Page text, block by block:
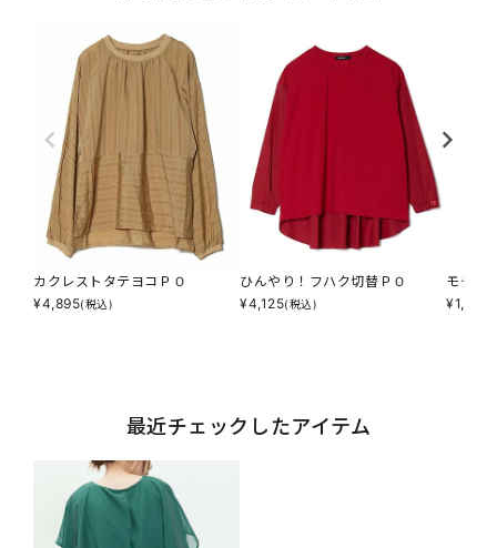
カクレストタテヨコＰＯ
¥4,895(税込)
ひんやり！フハク切替ＰＯ
¥4,125(税込)
モテマ
¥1,947
最近チェックしたアイテム